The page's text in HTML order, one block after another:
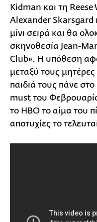
Kidman και τη
Alexander Skarsgard
μίνι σειρά και θα
σκηνοθεσία Jean-
Club». Η υπόθεση
μεταξύ τους μητέρες
παιδιά τους πάνε
must του
το HBO το αίμα του
αποτυχίες το